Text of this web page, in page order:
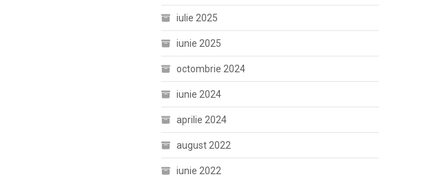
iulie 2025
iunie 2025
octombrie 2024
iunie 2024
aprilie 2024
august 2022
iunie 2022